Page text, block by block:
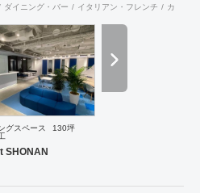
リア全体の構想や空き施設の有効利用
連携スタッフには経験豊富な一級建築
地に合わせた集客できる施設・店舗づ
デザイン・設計・工事監理までサポー
。
ダイニング・バー イタリアン・フレンチ カフェ
グスペース
130坪
SHONAN